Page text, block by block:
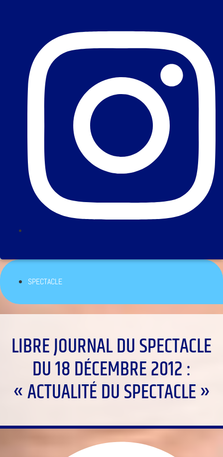
SPECTACLE
LIBRE JOURNAL DU SPECTACLE
DU 18 DÉCEMBRE 2012 :
« ACTUALITÉ DU SPECTACLE »